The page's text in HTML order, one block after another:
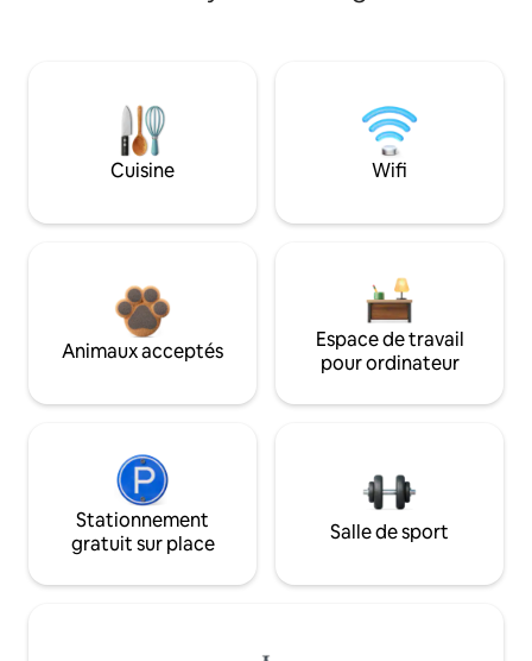
Cuisine Wifi
Animaux acceptés
Espace de travail
pour ordinateur
Stationnement
gratuit sur place
Salle de sport